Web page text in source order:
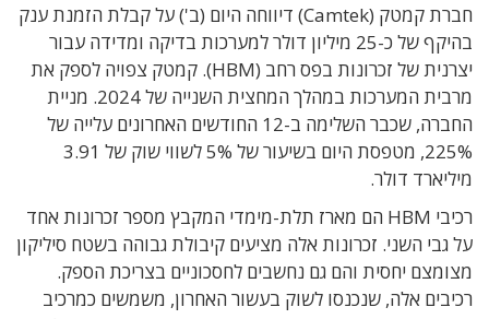
חברת קמטק (Camtek) דיווחה היום (ב') על קבלת הזמנת ענק
בהיקף של כ-25 מיליון דולר למערכות בדיקה ומדידה עבור
יצרנית של זכרונות בפס רחב (HBM). קמטק צפויה לספק את
מרבית המערכות במהלך המחצית השנייה של 2024. מניית
החברה, שכבר השלימה ב-12 החודשים האחרונים עלייה של
225%, מטפסת היום בשיעור של 5% לשווי שוק של 3.91
מיליארד דולר.
רכיבי HBM הם מארז תלת-מימדי המקבץ מספר זכרונות אחד
על גבי השני. זכרונות אלה מציעים קיבולת גבוהה בשטח סיליקון
מצומצם יחסית והם גם נחשבים לחסכוניים בצריכת הספק.
רכיבים אלה, שנכנסו לשוק בעשור האחרון, משמשים כמרכיב